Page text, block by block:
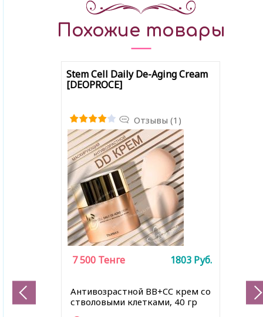
Похожие товары
Stem Cell Daily De-Aging Cream
[DEOPROCE]
Отзывы (1)
Антивозрастной BB+CC крем со
стволовыми клетками, 40 гр
7 500 Тенге 1803 Руб.